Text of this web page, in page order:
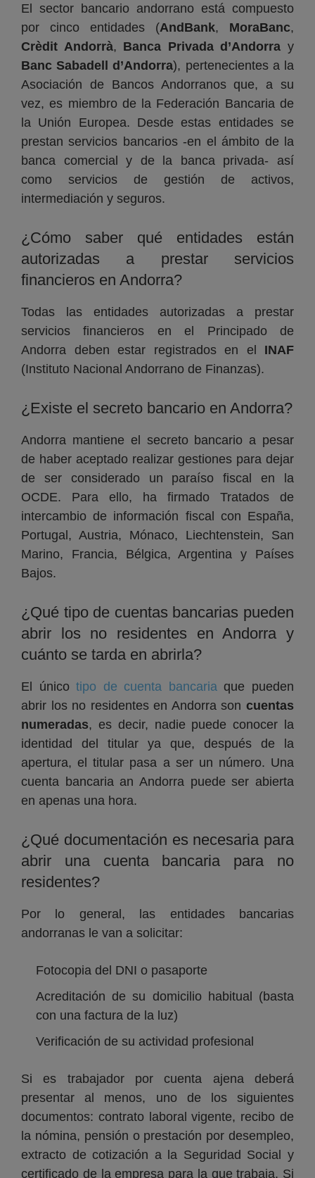
El sector bancario andorrano está compuesto
por cinco entidades (AndBank, MoraBanc,
Crèdit Andorrà, Banca Privada d’Andorra y
Banc Sabadell d’Andorra), pertenecientes a la
Asociación de Bancos Andorranos que, a su
vez, es miembro de la Federación Bancaria de
la Unión Europea. Desde estas entidades se
prestan servicios bancarios -en el ámbito de la
banca comercial y de la banca privada- así
como servicios de gestión de activos,
intermediación y seguros.
¿Cómo saber qué entidades están
autorizadas a prestar servicios
financieros en Andorra?
Todas las entidades autorizadas a prestar
servicios financieros en el Principado de
Andorra deben estar registrados en el INAF
(Instituto Nacional Andorrano de Finanzas).
¿Existe el secreto bancario en Andorra?
Andorra mantiene el secreto bancario a pesar
de haber aceptado realizar gestiones para dejar
de ser considerado un paraíso fiscal en la
OCDE. Para ello, ha firmado Tratados de
intercambio de información fiscal con España,
Portugal, Austria, Mónaco, Liechtenstein, San
Marino, Francia, Bélgica, Argentina y Países
Bajos.
¿Qué tipo de cuentas bancarias pueden
abrir los no residentes en Andorra y
cuánto se tarda en abrirla?
El únicotipo de cuenta bancaria que pueden
abrir los no residentes en Andorra son cuentas
numeradas, es decir, nadie puede conocer la
identidad del titular ya que, después de la
apertura, el titular pasa a ser un número. Una
cuenta bancaria an Andorra puede ser abierta
en apenas una hora.
¿Qué documentación es necesaria para
abrir una cuenta bancaria para no
residentes?
Por lo general, las entidades bancarias
andorranas le van a solicitar:
Fotocopia del DNI o pasaporte
Acreditación de su domicilio habitual (basta
con una factura de la luz)
Verificación de su actividad profesional
Si es trabajador por cuenta ajena deberá
presentar al menos, uno de los siguientes
documentos: contrato laboral vigente, recibo de
la nómina, pensión o prestación por desempleo,
extracto de cotización a la Seguridad Social y
certificado de la empresa para la que trabaja. Si